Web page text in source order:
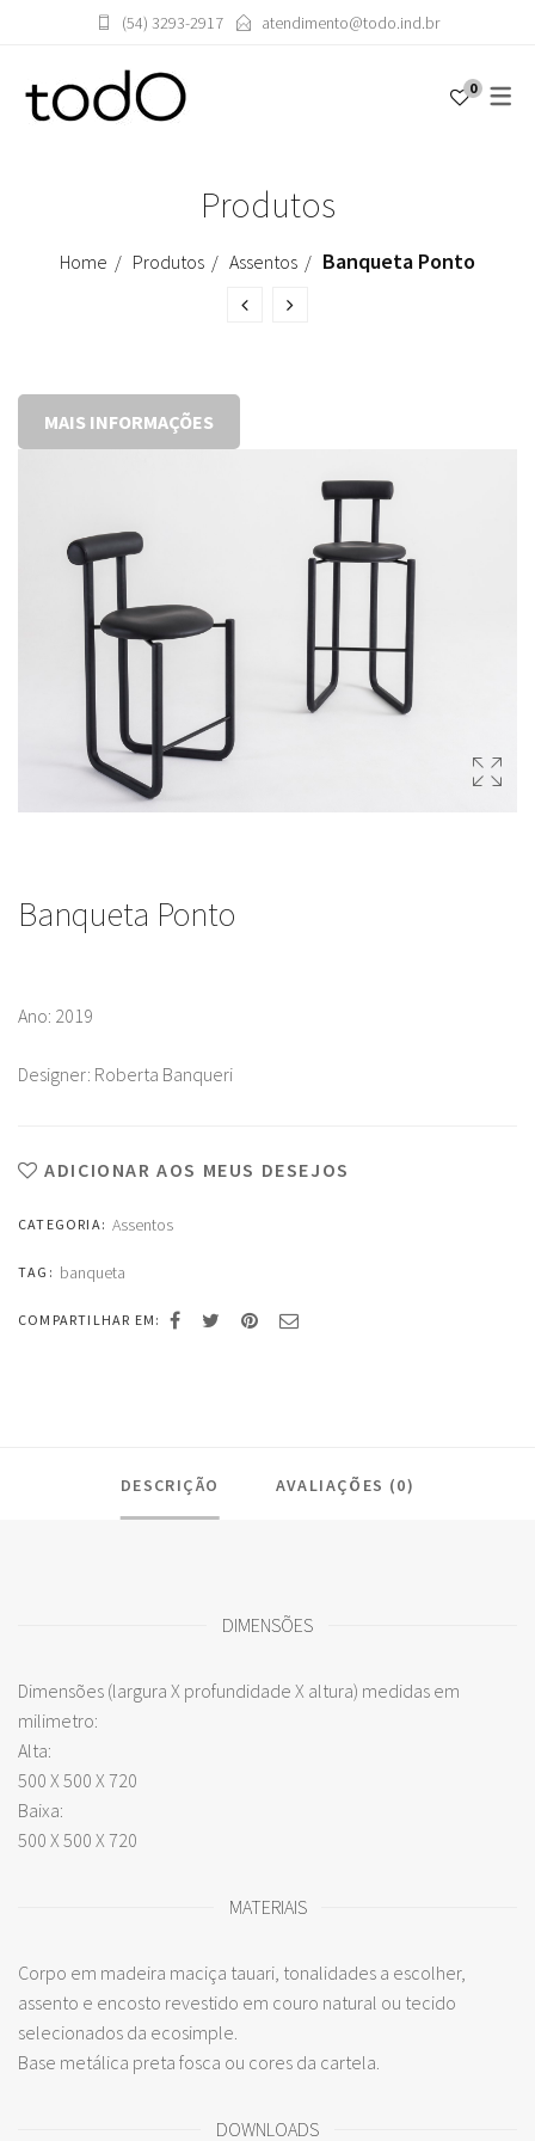
SOBRE
PRODUTOS
MESAS
(54) 3293-2917 atendimento@todo.ind.br
0
Produtos
Home Produtos Assentos Banqueta Ponto
MAIS INFORMAÇÕES
Banqueta Ponto
Ano: 2019
Designer: Roberta Banqueri
ADICIONAR AOS MEUS DESEJOS
CATEGORIA: Assentos
TAG: banqueta
COMPARTILHAR EM:
DESCRIÇÃO AVALIAÇÕES (0)
DIMENSÕES
Dimensões (largura X profundidade X altura) medidas em
milimetro:
Alta:
500 X 500 X 720
Baixa:
500 X 500 X 720
MATERIAIS
Corpo em madeira maciça tauari, tonalidades a escolher,
assento e encosto revestido em couro natural ou tecido
selecionados da ecosimple.
Base metálica preta fosca ou cores da cartela.
DOWNLOADS